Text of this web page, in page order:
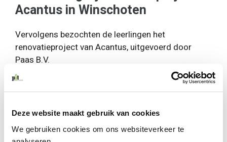
Deze website maakt gebruik van cookies
We gebruiken cookies om ons websiteverkeer te
Acantus in Winschoten
Vervolgens bezochten de leerlingen het
renovatieproject van Acantus, uitgevoerd door
Paas B.V.
Projectleider Liza Wagenaar en uitvoerders Erik
Zuidema en Johan gaven een duidelijke
hoe woningen duurzamer worden
welke technieken zij hierbij gebruiken
hoe zij planning en uitvoering combineren